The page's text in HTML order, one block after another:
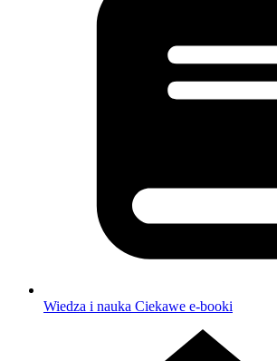
Wiedza i nauka Ciekawe e-booki